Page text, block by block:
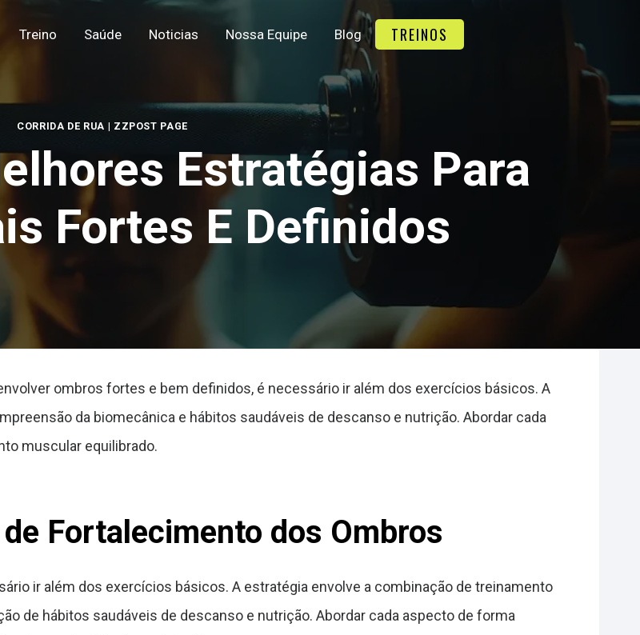
Treino Saúde Noticias Nossa Equipe Blog TREINOS
CORRIDA DE RUA | ZZPOST PAGE
Estratégias Para
Fortes E Definidos
ombros fortes e bem definidos, é necessário ir além dos exercícios básicos. A
da biomecânica e hábitos saudáveis de descanso e nutrição. Abordar cada
muscular equilibrado.
Fortalecimento dos Ombros
ir além dos exercícios básicos. A estratégia envolve a combinação de treinamento
de hábitos saudáveis de descanso e nutrição. Abordar cada aspecto de forma